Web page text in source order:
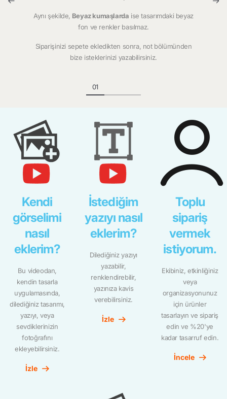
Aynı şekilde, Beyaz kumaşlarda ise tasarımdaki beyaz
fon ve renkler basılmaz.
Siparişinizi sepete ekledikten sonra, not bölümünden
bize isteklerinizi yazabilirsiniz.
Kendi
görselimi
nasıl
eklerim?
Bu videodan,
kendin tasarla
uygulamasında,
dilediğiniz tasarımı,
yazıyı, veya
sevdiklerinizin
fotoğrafını
ekleyebilirsiniz.
İzle
İstediğim
yazıyı nasıl
eklerim?
Dilediğiniz yazıyı
yazabilir,
renklendirebilir,
yazınıza kavis
verebilirsiniz.
İzle
Toplu
sipariş
vermek
istiyorum.
Ekibiniz, etkinliğiniz
veya
organizasyonunuz
için ürünler
tasarlayın ve sipariş
edin ve %20'ye
kadar tasarruf edin.
İncele